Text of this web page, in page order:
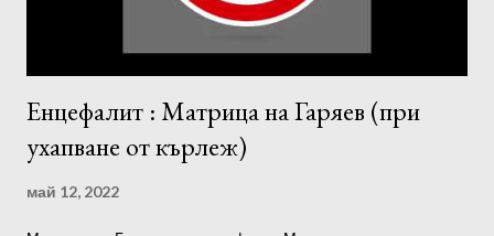
Енцефалит : Матрица на Гаряев (при
ухапване от кърлеж)
май 12, 2022